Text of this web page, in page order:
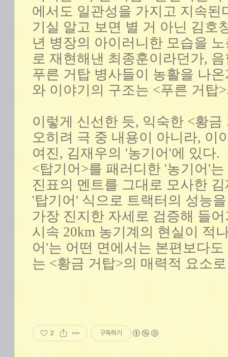
에서도 일관성을 가지고 지속된
기실 알고 보면 별 거 아닌 김호
년 병장의 아이러니한 모습을
로 재현해낸 최종훈이라던가,
푸른 거탑 병사들이 농활을 나
와 이야기의 구조는 <푸른 거탑
이렇게 신선한 듯, 익숙한 <황
오히려 극 중 내용이 아니라, 이
여진, 김재우의 '농기어'에 있다.
<탑기어>를 패러디한 '농기어'
진표의 멘트를 그대로 모사한
'탑기어' 식으로 트랙터의 성능
가장 진지한 자세로 검증해 들
시속 20km 농기계의 현실이 적
어'는 어떤 면에서는 본편보다
는 <황금 거탑>의 매력적 요소
2 구독하기